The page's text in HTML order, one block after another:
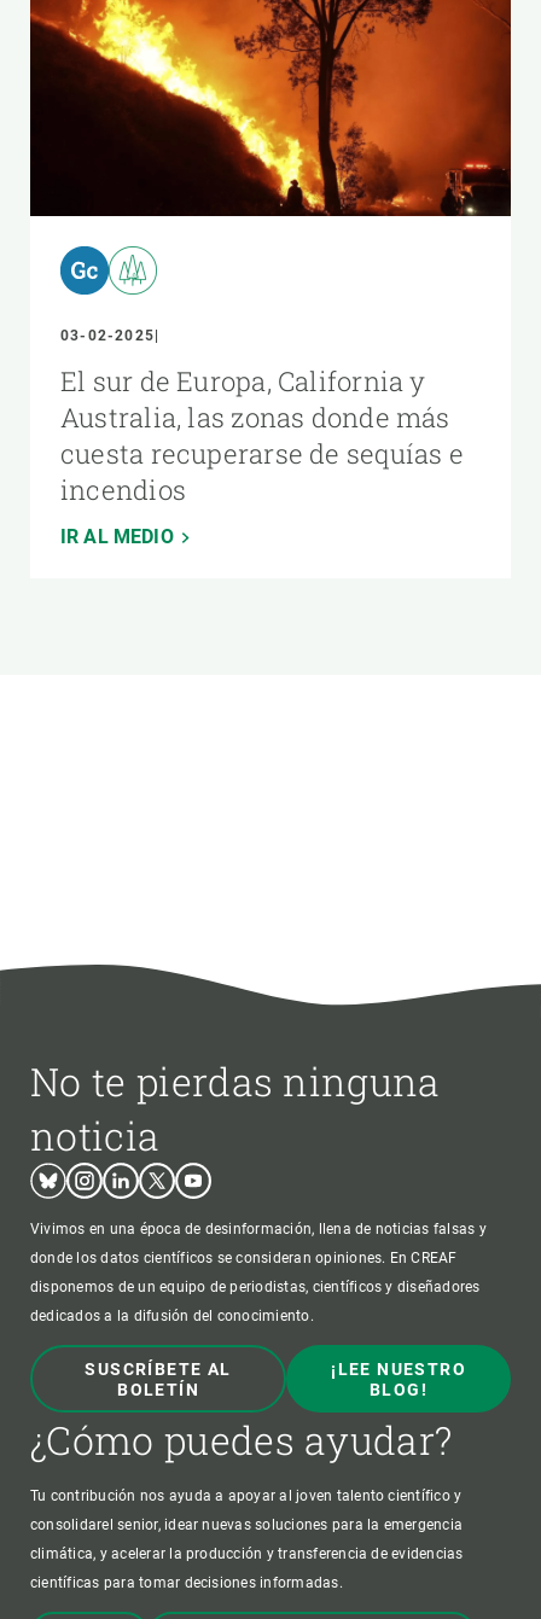
03-02-2025
El sur de Europa, California y
Australia, las zonas donde más
cuesta recuperarse de sequías e
incendios
IR AL MEDIO
No te pierdas ninguna
noticia
BlueskyInstagram
LinkedinTwitterYoutube
Vivimos en una época de desinformación, llena de noticias falsas y
donde los datos científicos se consideran opiniones. En CREAF
disponemos de un equipo de periodistas, científicos y diseñadores
dedicados a la difusión del conocimiento.
SUSCRÍBETE AL
BOLETÍN
¡LEE NUESTRO
BLOG!
¿Cómo puedes ayudar?
Tu contribución nos ayuda a apoyar al joven talento científico y
consolidarel senior, idear nuevas soluciones para la emergencia
climática, y acelerar la producción y transferencia de evidencias
científicas para tomar decisiones informadas.